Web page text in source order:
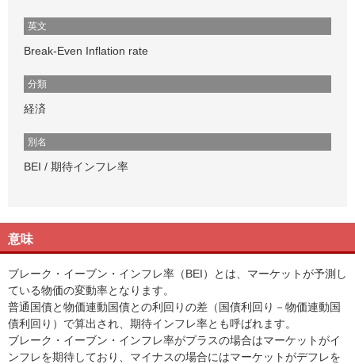
英文
Break-Even Inflation rate
分類
経済
別名
BEI / 期待インフレ率
意味
ブレーク・イーブン・インフレ率（BEI）とは、マーケットが予測し
ている物価の変動率となります。
普通国債と物価連動国債との利回りの差（国債利回り－物価連動国
債利回り）で算出され、期待インフレ率とも呼ばれます。
ブレーク・イーブン・インフレ率がプラスの場合はマーケットがイ
ンフレを期待しており、マイナスの場合にはマーケットがデフレを